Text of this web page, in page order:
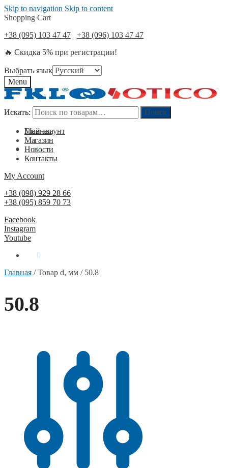
Skip to navigation Skip to content
Shopping Cart
+38 (095) 103 47 47
+38 (096) 103 47 47
🔥 Скидка 5% при регистрации!
Выбрать язык
Menu
Искать: Поиск
Мой акаунт
0₴ 0
Искать: Поиск
Главная
Магазин
Новости
Контакты
My Account
+38 (098) 929 28 66
+38 (095) 859 70 73
Facebook
Instagram
Youtube
0
Главная /Товар d, мм / 50.8
50.8